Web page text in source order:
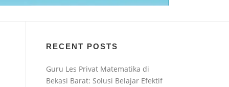
RECENT POSTS
Guru Les Privat Matematika di
Bekasi Barat: Solusi Belajar Efektif